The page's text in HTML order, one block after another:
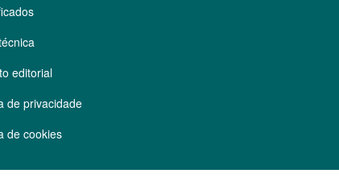
editorial
de privacidade
de cookies